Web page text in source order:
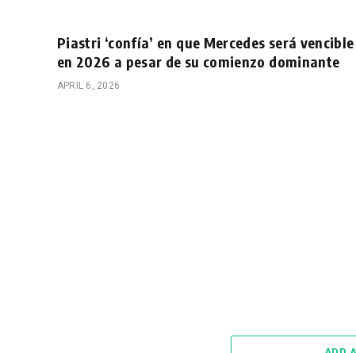
Piastri ‘confía’ en que Mercedes será vencible
en 2026 a pesar de su comienzo dominante
APRIL 6, 2026